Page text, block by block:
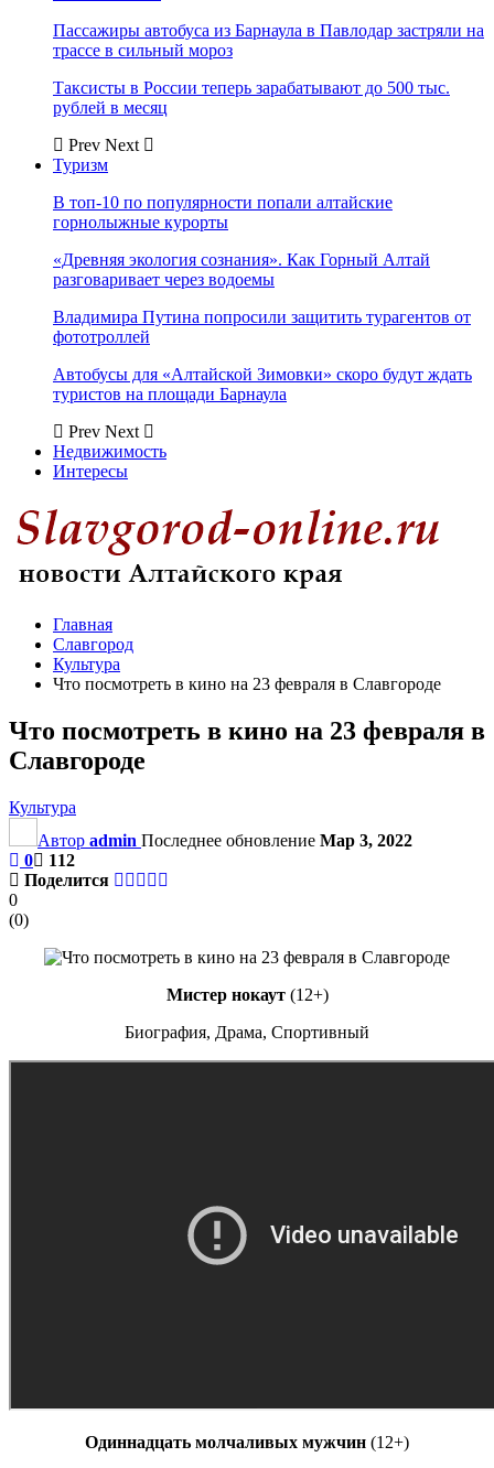
Пассажиры автобуса из Барнаула в Павлодар застряли на
трассе в сильный мороз
Таксисты в России теперь зарабатывают до 500 тыс.
рублей в месяц
Prev Next
Туризм
В топ-10 по популярности попали алтайские
горнолыжные курорты
«Древняя экология сознания». Как Горный Алтай
разговаривает через водоемы
Владимира Путина попросили защитить турагентов от
фототроллей
Автобусы для «Алтайской Зимовки» скоро будут ждать
туристов на площади Барнаула
Prev Next
Недвижимость
Интересы
Главная
Славгород
Культура
Что посмотреть в кино на 23 февраля в Славгороде
Что посмотреть в кино на 23 февраля в
Славгороде
Культура
Автор admin Последнее обновление Мар 3, 2022
0
112
Поделится
0
(0)
Мистер нокаут(12+)
Биография, Драма, Спортивный
Одиннадцать молчаливых мужчин (12+)